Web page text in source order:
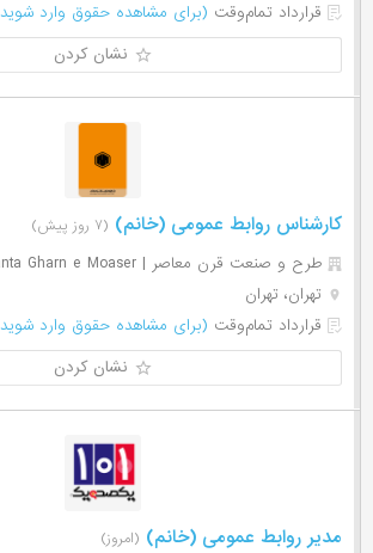
قرارداد تمام‌وقت (برای مشاهده حقوق وارد
نشان کردن
کارشناس روابط عمومی (خانم) (۷ روز پیش)
طرح و صنعت قرن معاصر | Tarh o Santa Gharn e Moaser
تهران، تهران
قرارداد تمام‌وقت (برای مشاهده حقوق وارد
نشان کردن
مدیر روابط عمومی (خانم) (امروز)